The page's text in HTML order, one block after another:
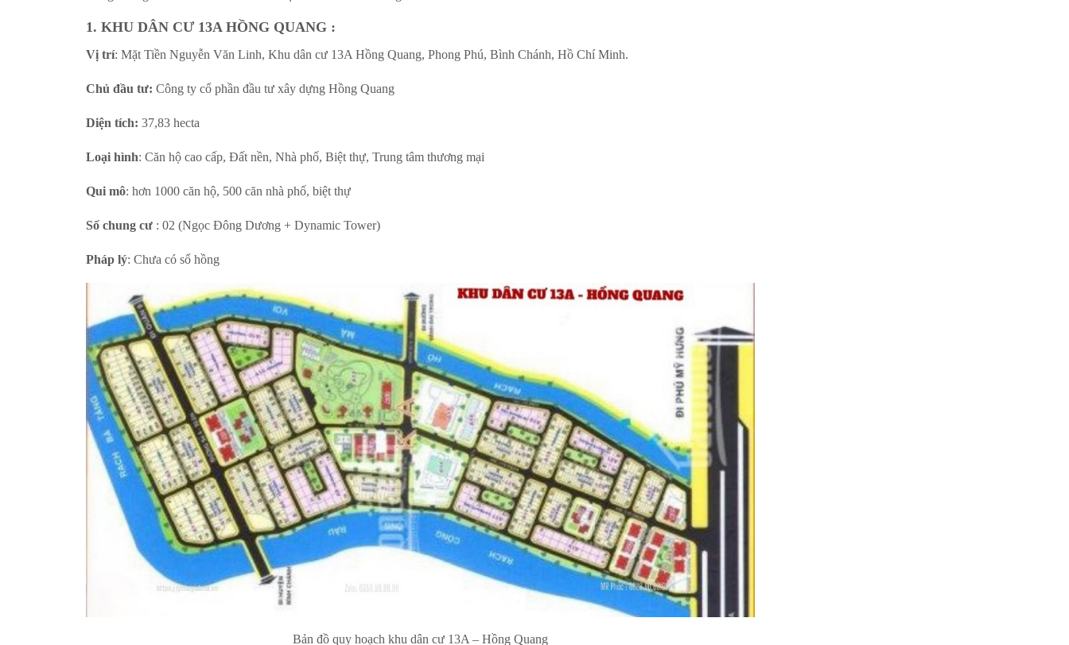
1. KHU DÂN CƯ 13A HỒNG QUANG :
Vị trí: Mặt Tiền Nguyễn Văn Linh, Khu dân cư 13A Hồng Quang, Phong Phú, Bình Chánh, Hồ Chí Minh.
Chủ đầu tư: Công ty cổ phần đầu tư xây dựng Hồng Quang
Diện tích: 37,83 hecta
Loại hình: Căn hộ cao cấp, Đất nền, Nhà phố, Biệt thự, Trung tâm thương mại
Qui mô: hơn 1000 căn hộ, 500 căn nhà phố, biệt thự
Số chung cư: 02 (Ngọc Đông Dương + Dynamic Tower)
Pháp lý: Chưa có sổ hồng
Bản đồ quy hoạch khu dân cư 13A – Hồng Quang